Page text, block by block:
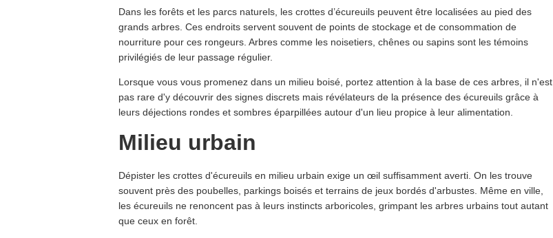
Dans les forêts et les parcs naturels, les crottes d’écureuils peuvent être localisées au pied des
grands arbres. Ces endroits servent souvent de points de stockage et de consommation de
nourriture pour ces rongeurs. Arbres comme les noisetiers, chênes ou sapins sont les témoins
privilégiés de leur passage régulier.
Lorsque vous vous promenez dans un milieu boisé, portez attention à la base de ces arbres, il n'est
pas rare d'y découvrir des signes discrets mais révélateurs de la présence des écureuils grâce à
leurs déjections rondes et sombres éparpillées autour d'un lieu propice à leur alimentation.
Milieu urbain
Dépister les crottes d'écureuils en milieu urbain exige un œil suffisamment averti. On les trouve
souvent près des poubelles, parkings boisés et terrains de jeux bordés d'arbustes. Même en ville,
les écureuils ne renoncent pas à leurs instincts arboricoles, grimpant les arbres urbains tout autant
que ceux en forêt.